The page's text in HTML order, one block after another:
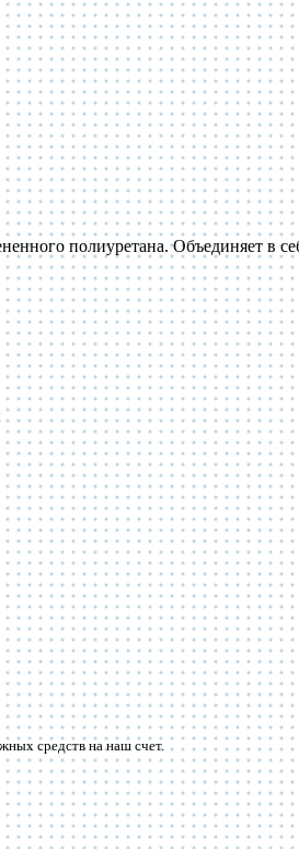
полиуретана. Объединяет в
средств на наш счет.